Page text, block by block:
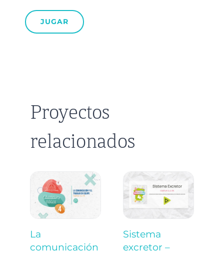
JUGAR
Proyectos
relacionados
La
comunicación
Sistema
excretor –